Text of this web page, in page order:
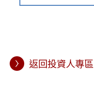
返回投資人專區